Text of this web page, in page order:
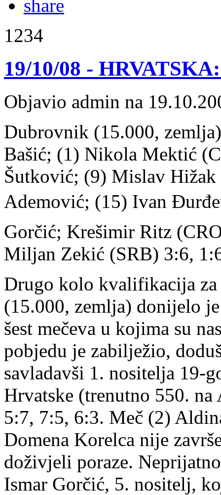
1234
19/10/08 -
Objavio admin na
Dubrovnik (15.000,
Bašić; (1) Nikola Mektić
Šutković; (9) Mislav Hižak
Ademović; (15) Ivan
Gorčić; Krešimir Ritz
Miljan Zekić (SRB) 3:6,
Drugo kolo kvalifikacija
(15.000, zemlja) donijelo
šest mečeva u kojima su
pobjedu je zabilježio,
savladavši 1. nositelja 19-
Hrvatske (trenutno 550.
5:7, 7:5, 6:3. Meč (2)
Domena Korelca nije
doživjeli poraze.
Ismar Gorčić, 5. nositelj,